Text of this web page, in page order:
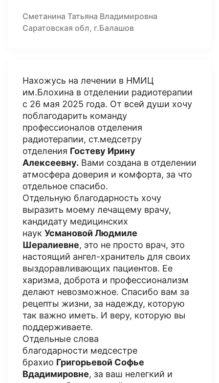
Сметанина Татьяна Владимировна
Саратовская обл, г.Балашов
Нахожусь на лечении в НМИЦ
им.Блохина в отделении радиотерапии
с 26 мая 2025 года. От всей души хочу
поблагодарить команду
профессионалов отделения
радиотерапии, ст.медсетру
отделения Гостеву Ирину
Алексеевну. Вами создана в отделении
атмосфера доверия и комфорта, за что
отдельное спасибо.
Отдельную благодарность хочу
выразить моему лечащему врачу,
кандидату медицинских
наук Усмановой Людмиле
Шералиевне, это не просто врач, это
настоящий ангел-хранитель для своих
выздоравливающих пациентов. Ее
харизма, доброта и профессионализм
делают невозможное. Спасибо вам за
рецепты жизни, за надежду, которую
так важно иметь. И веру, которую вы
поддерживаете.
Отдельные слова
благодарности медсестре
брахио Григорьевой Софье
Вдадимировне, за ваш нелегкий и